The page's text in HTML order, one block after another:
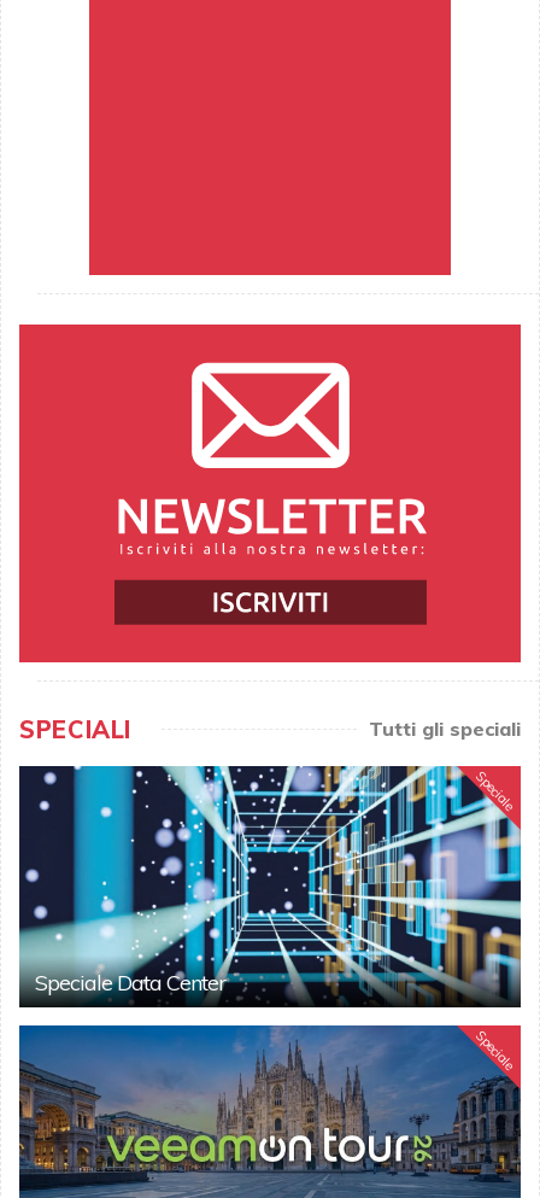
SPECIALI Tutti gli speciali
Speciale
Speciale Data Center
Speciale